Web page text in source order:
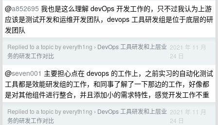
@a852695 我也是这么理解 devOps 开发工作的，只不过我认为上游
应该是测试开发和运维开发团队，devops 工具研发组是位于底层的研
发团队
Replied to a topic by everyth1ng › DevOps 工具研发和上层业
务的研发工作对比
2021 年 11 月
24 日
@seven001 主要担心点在 devops 的工作上，之前实习的自动化测试
工具都是效能研发组的工作，和同事了解了一下那边的工作，好像都
是对其他组件进行整合，并且添加小的需求特性，感觉开发工作不重
Replied to a topic by everyth1ng › DevOps 工具研发和上层业
务的研发工作对比
2021 年 11 月
24 日